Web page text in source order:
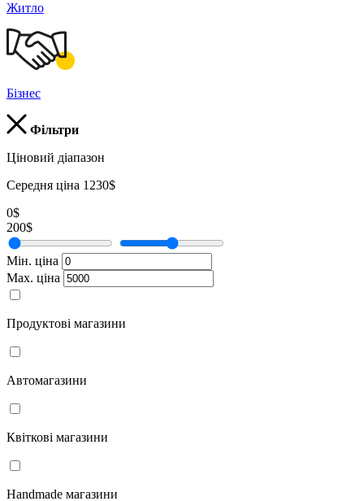
Житло
Бізнес
Фільтри
Ціновий діапазон
Середня ціна 1230$
0$
200$
Мін. ціна
Мах. ціна
Продуктові магазини
Автомагазини
Квіткові магазини
Handmade магазини